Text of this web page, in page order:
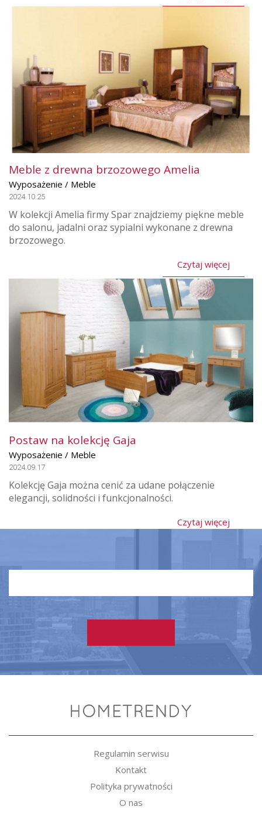
Meble z drewna brzozowego Amelia
Wyposażenie / Meble
2024.10.25
W kolekcji Amelia firmy Spar znajdziemy piękne meble
do salonu, jadalni oraz sypialni wykonane z drewna
brzozowego.
Czytaj więcej
Postaw na kolekcję Gaja
Wyposażenie / Meble
2024.09.17
Kolekcję Gaja można cenić za udane połączenie
elegancji, solidności i funkcjonalności.
Czytaj więcej
Regulamin serwisu
Kontakt
Polityka prywatności
O nas